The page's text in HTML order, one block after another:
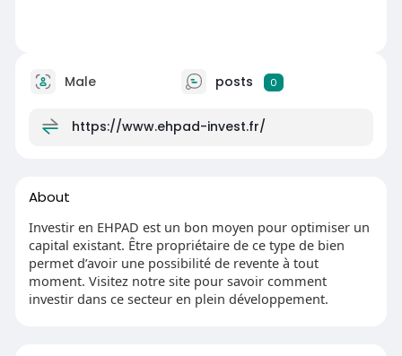
Male posts 0
https://www.ehpad-invest.fr/
About
Investir en EHPAD est un bon moyen pour optimiser un
capital existant. Être propriétaire de ce type de bien
permet d’avoir une possibilité de revente à tout
moment. Visitez notre site pour savoir comment
investir dans ce secteur en plein développement.